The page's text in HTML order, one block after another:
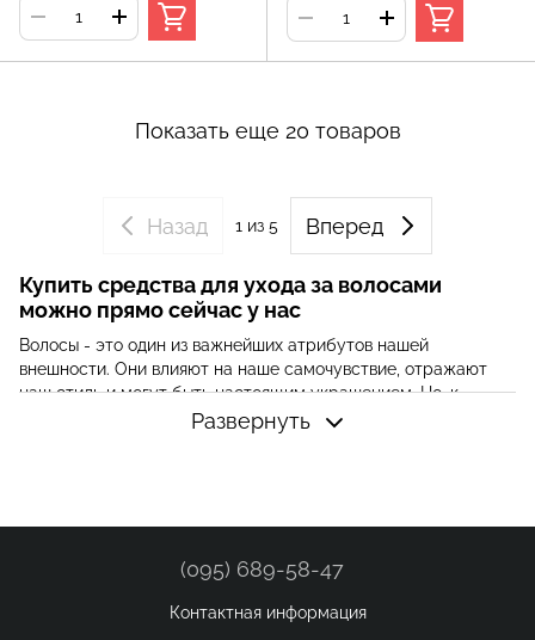
Показать еще 20 товаров
Назад 1 из 5 Вперед
Купить средства для ухода за волосами
можно прямо сейчас у нас
Волосы - это один из важнейших атрибутов нашей
внешности. Они влияют на наше самочувствие, отражают
наш стиль и могут быть настоящим украшением. Но, к
сожалению, даже самые красивые волосы могут начать
волосами
Наш магазин косметики предлагает широкий ассортимент
средств для ухода за волосами, которые помогут вам
сохранить их здоровыми, блестящими и послушными.
Развернуть
(095) 689-58-47
Контактная информация